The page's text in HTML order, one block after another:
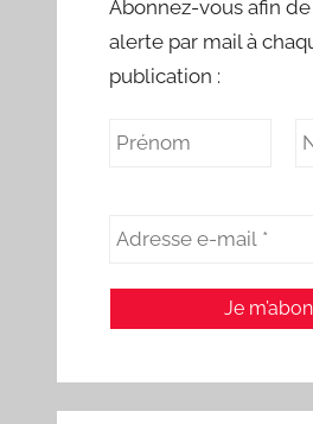
Abonnez-vous afin
alerte par mail à
publication :